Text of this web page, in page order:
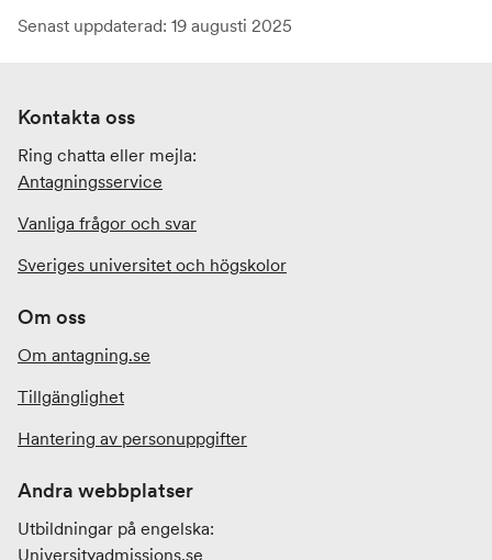
Senast uppdaterad: 19 augusti 2025
Kontakta oss
Ring chatta eller mejla:
Antagningsservice
Vanliga frågor och svar
Sveriges universitet och högskolor
Om oss
Om antagning.se
Tillgänglighet
Hantering av personuppgifter
Andra webbplatser
Utbildningar på engelska:
Universityadmissions.se